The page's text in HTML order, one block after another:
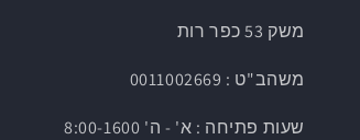
משק 53 כפר רות
משהב"ט : 0011002669
שעות פתיחה : א' - ה' 8:00-1600